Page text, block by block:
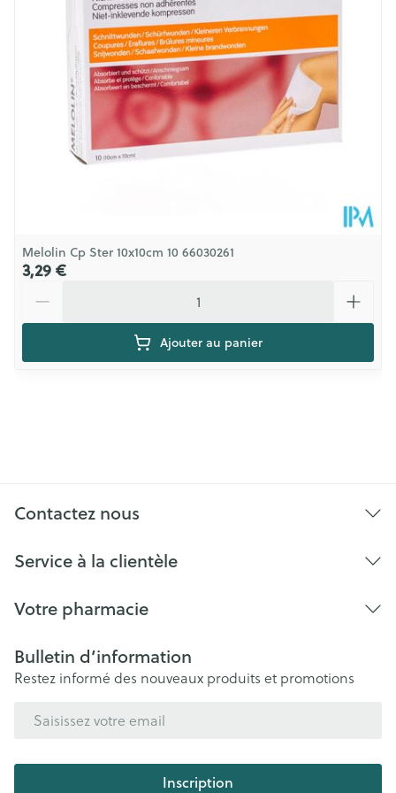
Préservation
Température ambiante (15°C -
25°C)
Melolin Cp Ster 10x10cm 10 66030261
3,29 €
Ajouter au panier
Contactez nous
Service à la clientèle
Votre pharmacie
Bulletin d’information
Restez informé des nouveaux produits et promotions
Inscription